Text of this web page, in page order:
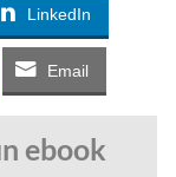
LinkedIn
Email